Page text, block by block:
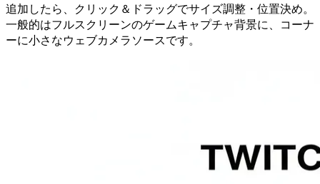
追加したら、クリック＆ドラッグでサイズ調整・位置決め。
一般的はフルスクリーンのゲームキャプチャ背景に、コーナ
ーに小さなウェブカメラソースです。